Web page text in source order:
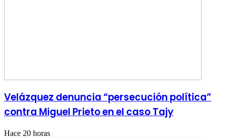
Velázquez denuncia “persecución política”
contra Miguel Prieto en el caso Tajy
Hace 20 horas